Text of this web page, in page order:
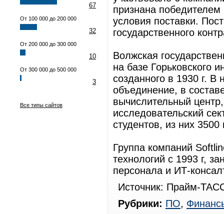
67
От 100 000 до 200 000
32
От 200 000 до 300 000
10
От 300 000 до 500 000
3
Все типы сайтов
признана
условия поставки.
государственного
Волжская
на базе Горьковского
созданного в 1930 г. В
объединение, в
вычислительный
исследовательский
студентов, из них
Группа компаний
технологий с 1993 г,
персонала и ИТ-
Источник: Прайм-
Рубрики: ПО,